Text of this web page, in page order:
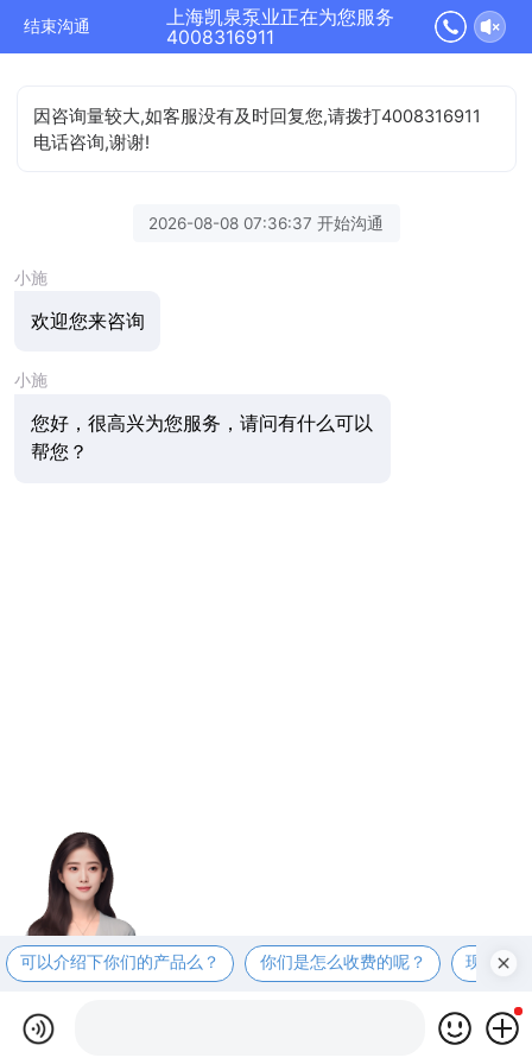
结束沟通
上海凯泉泵业正在为您服务
4008316911
因咨询量较大,如客服没有及时回复您,请拨打4008316911
电话咨询,谢谢!
2026-08-08 07:36:37 开始沟通
小施
欢迎您来咨询
小施
您好，很高兴为您服务，请问有什么可以
帮您？
可以介绍下你们的产品么？ 你们是怎么收费的呢？ 现在有